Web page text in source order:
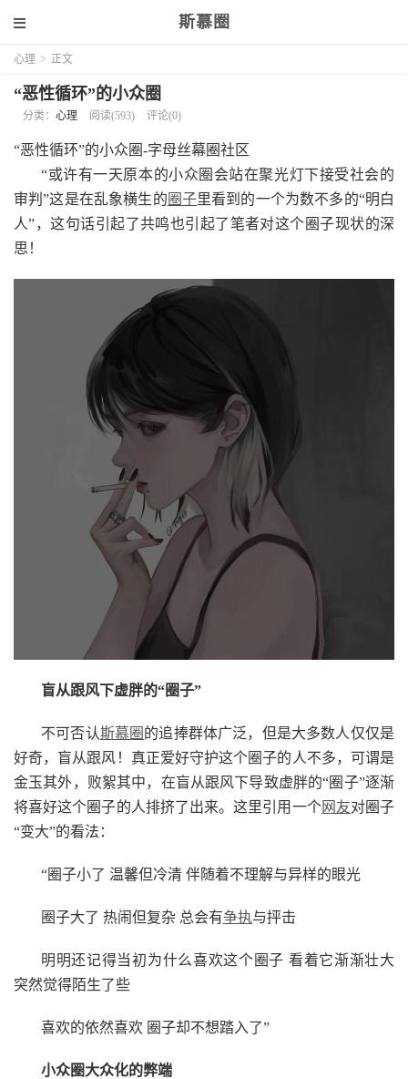
斯慕圈
心理 > 正文
“恶性循环”的小众圈
分类： 心理 阅读(593) 评论(0)
“恶性循环”的小众圈-字母丝幕圈社区
“或许有一天原本的小众圈会站在聚光灯下接受社会的
审判”这是在乱象横生的 圈子里看到的一个为数不多的“明白
人”，这句话引起了共鸣也引起了笔者对这个圈子现状的深
思！
盲从跟风下虚胖的“圈子”
不可否认斯慕圈 的追捧群体广泛，但是大多数人仅仅是
好奇，盲从跟风！真正爱好守护这个圈子的人不多，可谓是
金玉其外，败絮其中，在盲从跟风下导致虚胖的“圈子”逐渐
将喜好这个圈子的人排挤了出来。这里引用一个网友对圈子
“变大”的看法：
“圈子小了 温馨但冷清 伴随着不理解与异样的眼光
圈子大了 热闹但复杂 总会有争执与抨击
明明还记得当初为什么喜欢这个圈子 看着它渐渐壮大
突然觉得陌生了些
喜欢的依然喜欢 圈子却不想踏入了”
小众圈大众化的弊端